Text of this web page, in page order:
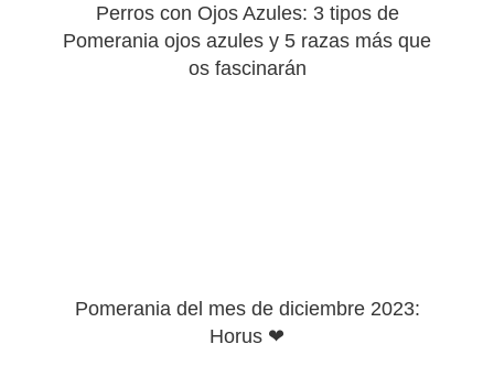
Perros con Ojos Azules: 3 tipos de
Pomerania ojos azules y 5 razas más que
os fascinarán
Pomerania del mes de diciembre 2023:
Horus ❤